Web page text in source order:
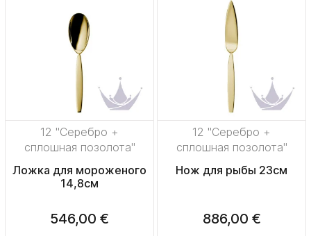
12 "Серебро +
сплошная позолота"
Ложка для мороженого
14,8см
546,00 €
12 "Серебро +
сплошная позолота"
Нож для рыбы 23см
886,00 €